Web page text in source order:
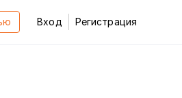
Вход Регистрация